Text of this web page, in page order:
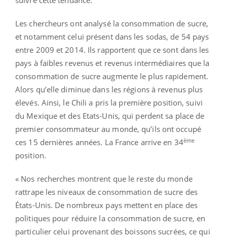
Les chercheurs ont analysé la consommation de sucre,
et notamment celui présent dans les sodas, de 54 pays
entre 2009 et 2014. Ils rapportent que ce sont dans les
pays à faibles revenus et revenus intermédiaires que la
consommation de sucre augmente le plus rapidement.
Alors qu’elle diminue dans les régions à revenus plus
élevés. Ainsi, le Chili a pris la première position, suivi
du Mexique et des Etats-Unis, qui perdent sa place de
premier consommateur au monde, qu’ils ont occupé
ces 15 dernières années. La France arrive en 34ème
position.
« Nos recherches montrent que le reste du monde
rattrape les niveaux de consommation de sucre des
États-Unis. De nombreux pays mettent en place des
politiques pour réduire la consommation de sucre, en
particulier celui provenant des boissons sucrées, ce qui